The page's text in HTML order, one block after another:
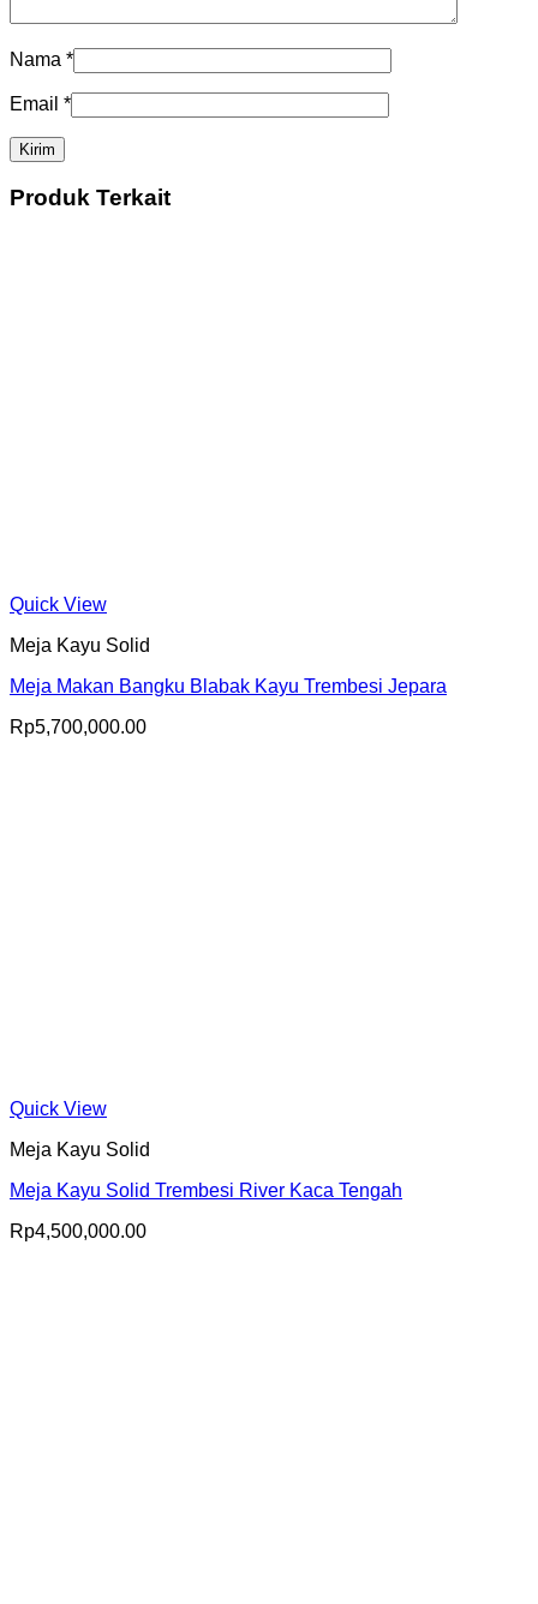
Nama *
Email *
Produk Terkait
Quick View
Meja Kayu Solid
Meja Makan Bangku Blabak Kayu Trembesi Jepara
Rp5,700,000.00
Quick View
Meja Kayu Solid
Meja Kayu Solid Trembesi River Kaca Tengah
Rp4,500,000.00